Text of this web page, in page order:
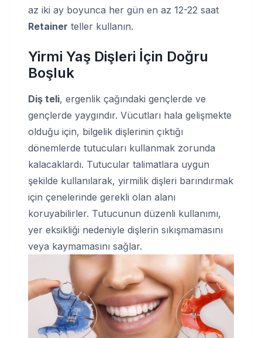
az iki ay boyunca her gün en az 12-22 saat
Retainer teller kullanın.
Yirmi Yaş Dişleri İçin Doğru
Boşluk
Diş teli, ergenlik çağındaki gençlerde ve
gençlerde yaygındır. Vücutları hala gelişmekte
olduğu için, bilgelik dişlerinin çıktığı
dönemlerde tutucuları kullanmak zorunda
kalacaklardı. Tutucular talimatlara uygun
şekilde kullanılarak, yirmilik dişleri barındırmak
için çenelerinde gerekli olan alanı
koruyabilirler. Tutucunun düzenli kullanımı,
yer eksikliği nedeniyle dişlerin sıkışmamasını
veya kaymamasını sağlar.